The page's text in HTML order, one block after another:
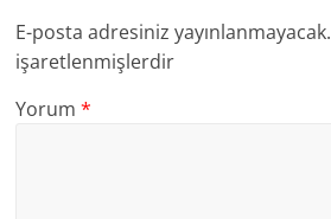
E-posta adresiniz yayınlanmayacak.
işaretlenmişlerdir
Yorum*